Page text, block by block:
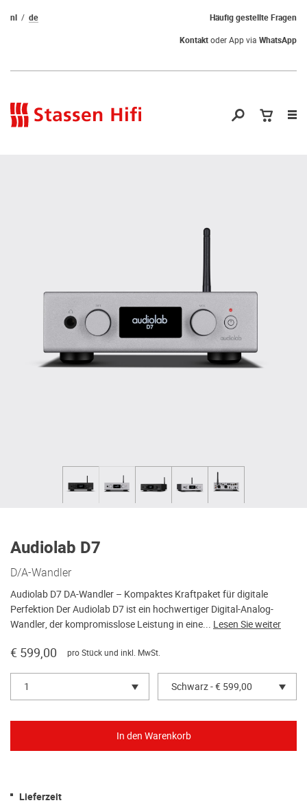
Häufig gestellte Fragen
nl
de
Kontaktoder App via WhatsApp
Audiolab D7
D/A-Wandler
Audiolab D7 DA-Wandler – Kompaktes Kraftpaket für digitale
Perfektion Der Audiolab D7 ist ein hochwertiger Digital-Analog-
Wandler, der kompromisslose Leistung in eine... Lesen Sie weiter
€ 599,00 pro Stück und inkl. MwSt.
1 Schwarz - € 599,00
Lieferzeit